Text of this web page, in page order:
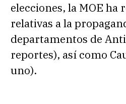
elecciones, la MOE
relativas a la
departamentos de
reportes), así como
uno).